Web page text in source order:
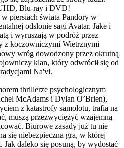
Blu-ray i DVD!
piersiach świata Pandory w
odsłonie sagi Avatar. Jake i
i wyruszają w podróż przez
z koczowniczymi Wietrznymi
wróg dowodzony przez okrutną
klan, który odwrócił się od
Na'vi.
thrillerze psychologicznym
McAdams i Dylan O’Brien),
z katastrofy samolotu, trafia na
muszą przezwyciężyć wzajemną
Biurowe zasady już tu nie
się niebezpieczna gra, w której
Jak daleko się posuną, by wydostać